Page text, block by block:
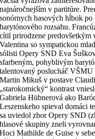
najnáročnejším v partitúre.
sonórnych basových hĺbok
barytónového rozsahu.
cítil prirodzene predovšetkým
Valentina so sympatickou
sólisti Opery SND Eva
sfarbeným, pohyblivým
talentovaný poslucháč
Martin Mikuš v postave
„starokomický“ kontrast
Gabriela Hübnerová ako
Leszenskeho spieval domáci
sa uviedol zbor Opery SND
hlasové skupiny zneli
Hoci Mathilde de Guise v